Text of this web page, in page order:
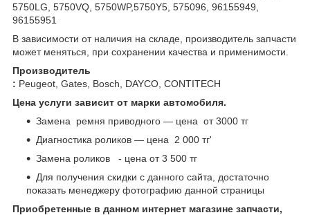
5750LG, 5750VQ, 5750WP,5750Y5, 575096, 96155949,
96155951
В зависимости от наличия на складе, производитель запчасти
может меняться, при сохранении качества и применимости.
Производитель
: Peugeot, Gates, Bosch, DAYCO, CONTITECH
Цена услуги зависит от марки автомобиля.
Замена ремня приводного — цена от 3000 тг
Диагностика роликов — цена 2 000 тг'
Замена роликов - цена от 3 500 тг
Для получения скидки с данного сайта, достаточно
показать менеджеру фотографию данной страницы
Приобретенные в данном интернет магазине запчасти,